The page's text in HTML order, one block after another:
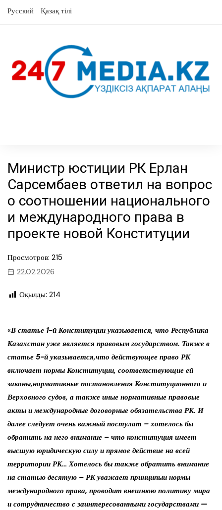
Русский Қазақ тілі
Министр юстиции РК Ерлан
Сарсембаев ответил на вопрос
о соотношении национального
и международного права в
проекте новой Конституции
Просмотров: 215
22.02.2026
Оқылды: 214
«В статье 1-й Конституции указывается, что Республика
Казахстан уже является правовым государством. Также в
статье 5-й указывается,что действующее право РК
включает нормы Конституции, соответствующие ей
законы,нормативные постановления Конституционного и
Верховного судов, а также иные нормативные правовые
акты и международные договорные обязательства РК. И
далее следует очень важный постулат – хотелось бы
обратить на него внимание – что конституция имеет
высшую юридическую силу и прямое действие на всей
территории РК… Хотелось бы также обратить внимание
на статью десятую – РК уважает принципыи нормы
международного права, проводит внешнюю политику мира
и сотрудничество с заинтересованными государствами —